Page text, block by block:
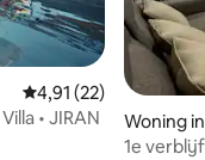
Gemiddelde
4,91 (22)
• JIRAN
Woning
1e